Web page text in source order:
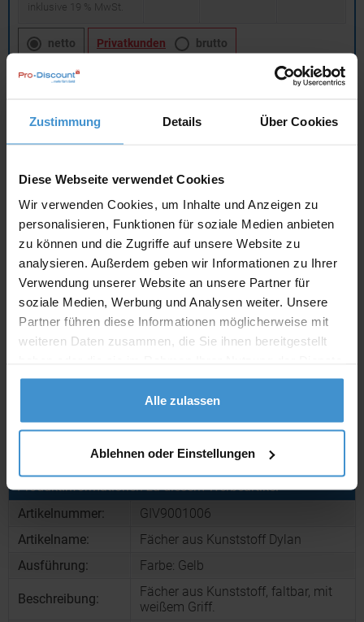
Zustimmung Details Über Cookies
Diese Webseite verwendet Cookies
Wir verwenden Cookies, um Inhalte und Anzeigen zu
personalisieren, Funktionen für soziale Medien anbieten
zu können und die Zugriffe auf unsere Website zu
analysieren. Außerdem geben wir Informationen zu Ihrer
Verwendung unserer Website an unsere Partner für
soziale Medien, Werbung und Analysen weiter. Unsere
Partner führen diese Informationen möglicherweise mit
weiteren Daten zusammen, die Sie ihnen bereitgestellt
gesammelt haben.
Alle zulassen
Ablehnen oder Einstellungen
inklusive 19 % MwSt.
netto Privatkunden brutto
Angebot drucken
Lieferzeiten
Artikel mit Werbeanbringung: ca. 10 Werktage
Muster mit Ihrer
Werbeanbringung zur Freigabe
der Produktion:
Produktinformationen zu diesem Werbeartikel
Artikelnummer:
GIV9001006
Artikelname:
Fächer aus Kunststoff Dylan
Ausführung:
Farbe: Gelb
Beschreibung:
Fächer aus Kunststoff, faltbar, mit
weißem Griff.